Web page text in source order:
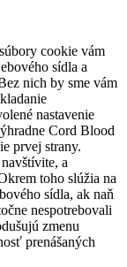
cookie vám
sídla a
nich by sme vám
nastavenie
Cord Blood
prvej strany.
a
toho slúžia na
sídla, ak naň
nespotrebovali
zmenu
prenášaných